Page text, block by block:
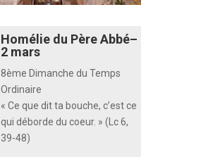
Homélie du Père Abbé–
2 mars
8ème Dimanche du Temps
Ordinaire
« Ce que dit ta bouche, c’est ce
qui déborde du coeur. » (Lc 6,
39-48)